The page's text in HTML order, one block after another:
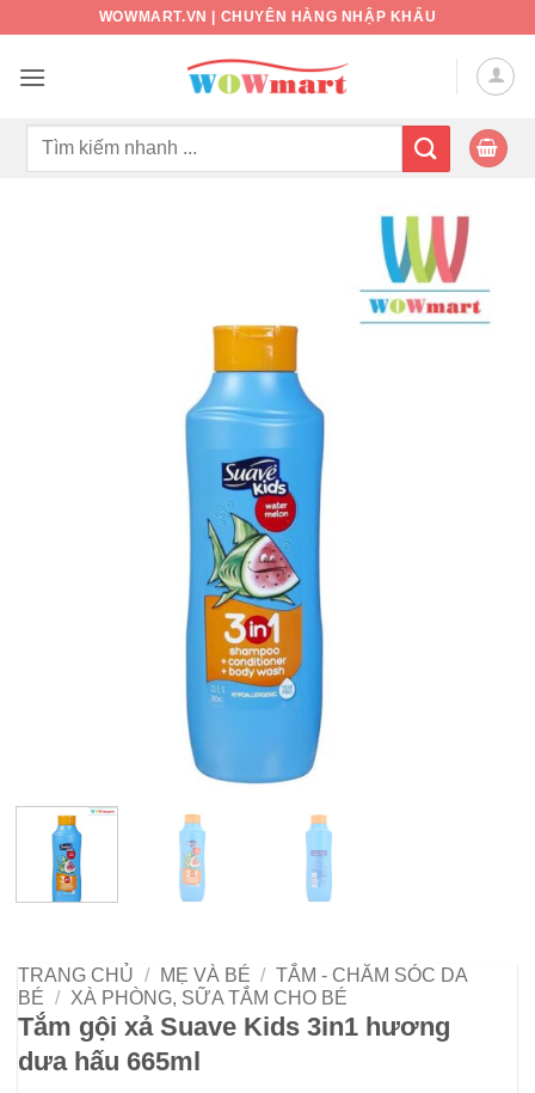
nội
WOWMART.VN | CHUYÊN HÀNG NHẬP KHẨU
Tìm
TRANG CHỦ / MẸ VÀ BÉ / TẮM - CHĂM SÓC DA
BÉ / XÀ PHÒNG, SỮA TẮM CHO BÉ
Tắm gội xả Suave Kids 3in1 hương
dưa hấu 665ml